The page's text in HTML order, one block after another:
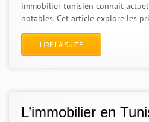
immobilier tunisien connaît
notables. Cet article explore les
LIRE LA SUITE
L’immobilier en